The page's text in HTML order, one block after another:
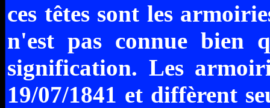
ces têtes sont les
n'est pas connue bien
signification. Les
19/07/1841 et diffèrent